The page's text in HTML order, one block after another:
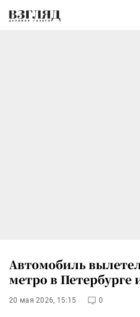
Автомобиль
метро в Петербурге
20 мая 2026, 15:15 0